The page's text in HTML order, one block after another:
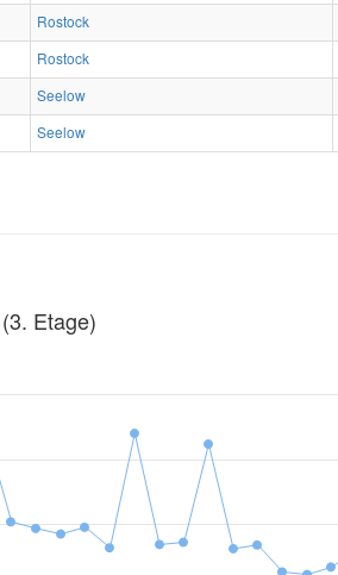
Rostock
Rostock
Seelow
Seelow
Etage)